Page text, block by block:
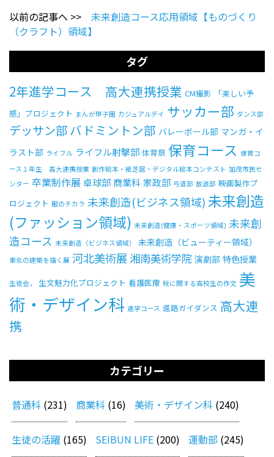
以前の記事へ >> 未来創造コース応用領域【ものづくり
（クラフト）領域】
タグ
2年進学コース 高大連携授業 CM撮影
「楽しい予
感」プロジェクト まんが甲子園 カジュアルデイ サッカー部 ダンス部
デッサン部バドミントン部 バレーボール部 マンガ・イ
ラスト部 ライフル ライフル射撃部 体育祭 保育コース 保育コ
ース１年生 高大連携授業 創作絵本・紙芝居・デジタル絵本コンテスト 加茂市民セ
ンター 卒業制作展卓球部 商業科 家政部 弓道部 放送部 映画製作プ
ロジェクト 服のチカラ 未来創造(ビジネス領域) 未来創造
(ファッション領域) 未来創造(健康・スポーツ領域) 未来創
造コース 未来創造（ビジネス領域） 未来創造（ビューティー領域）
東北の建築を描く展 河北美術展 湘南美術学院 演劇部 特色授業
生徒会， 生文魅力化プロジェクト 看護医療 税に関する高校生の作文 美
術・デザイン科 進学コース 進路ガイダンス 高大連
携
カテゴリー
普通科 (231) 商業科 (16) 美術・デザイン科 (240)
生徒の活躍 (165) SEIBUN LIFE (200) 運動部 (245)